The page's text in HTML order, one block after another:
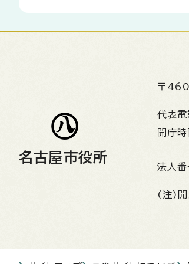
名古屋市役所
〒
代表電
開庁時
法人番
(注)開